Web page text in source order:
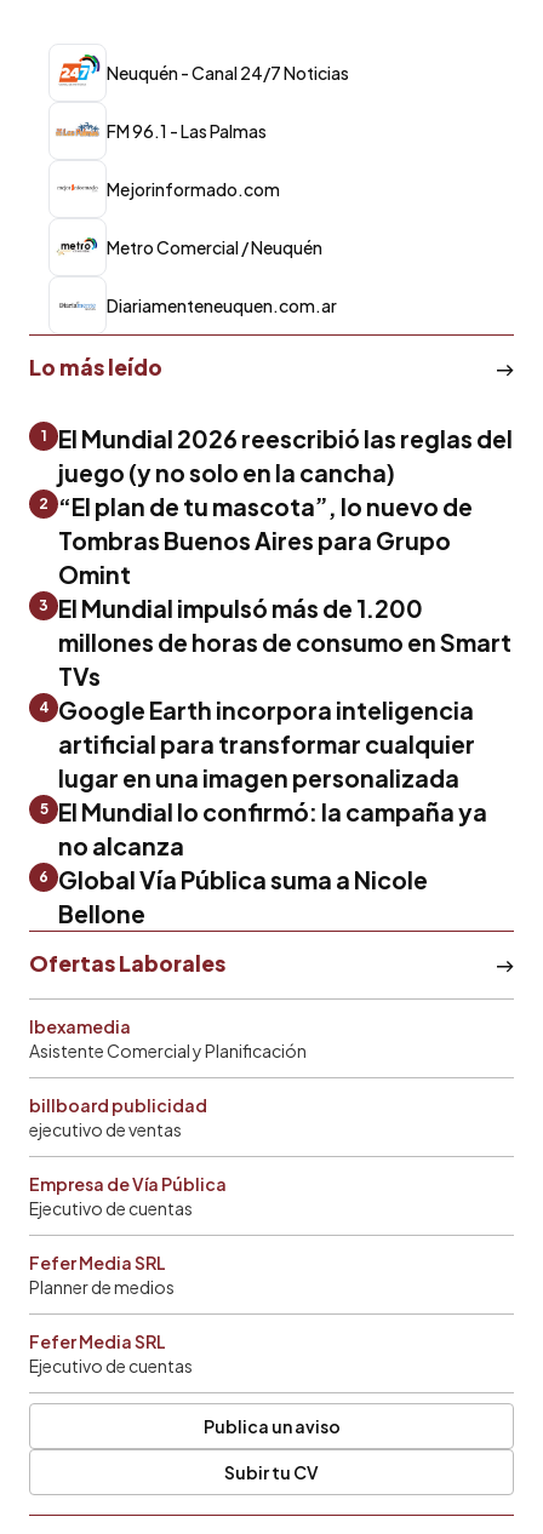
Neuquén - Canal 24/7 Noticias
FM 96.1 - Las Palmas
Mejorinformado.com
Metro Comercial / Neuquén
Diariamenteneuquen.com.ar
Lo más leído
1
El Mundial 2026 reescribió las reglas del
juego (y no solo en la cancha)
2
“El plan de tu mascota”, lo nuevo de
Tombras Buenos Aires para Grupo
Omint
3
El Mundial impulsó más de 1.200
millones de horas de consumo en Smart
TVs
4 Google Earth incorpora inteligencia
artificial para transformar cualquier
lugar en una imagen personalizada
5
El Mundial lo confirmó: la campaña ya
no alcanza
6
Global Vía Pública suma a Nicole
Bellone
Ofertas Laborales
Ibexamedia
Asistente Comercial y Planificación
billboard publicidad
ejecutivo de ventas
Empresa de Vía Pública
Ejecutivo de cuentas
Fefer Media SRL
Planner de medios
Fefer Media SRL
Ejecutivo de cuentas
Publica un aviso
Subir tu CV